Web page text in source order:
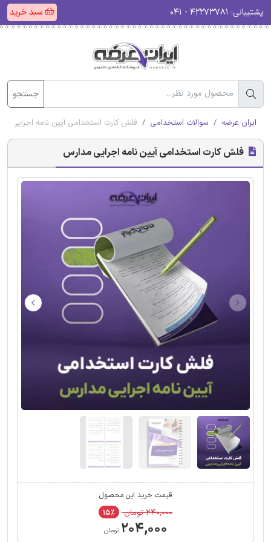
پشتیبانی: سبد خرید
جستجو
ایران عرضه سوالات استخدامی فلش کارت استخدامی آیین نامه اجرایی
فلش کارت استخدامی آیین نامه اجرایی مدارس
قیمت خرید این محصول
۲۴۰,۰۰۰ تومان ۱۵٪
۲۰۴,۰۰۰ تومان